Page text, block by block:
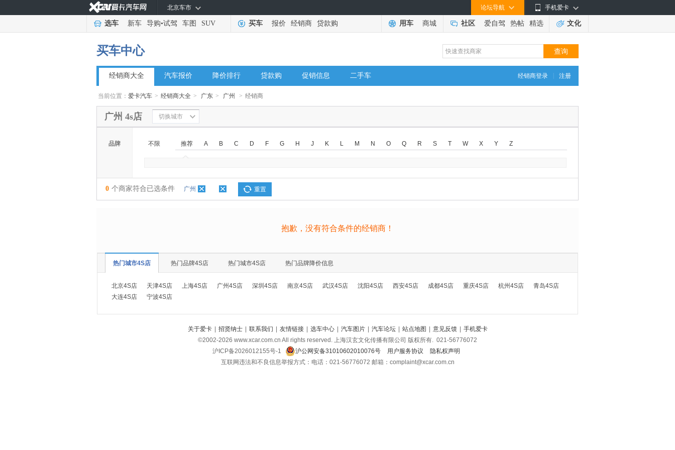
手机爱卡
论坛导航
北京车市
选车 新车 导购•试驾 车图 SUV 买车 报价 经销商 贷款购 用车 商城 社区 爱自驾 热帖 精选 文化
买车中心
经销商登录 注册
经销商大全 汽车报价 降价排行 贷款购 促销信息 二手车
当前位置： 爱卡汽车 > 经销商大全 > 广东 > 广州 > 经销商
广州 4s店 切换城市
品牌 不限 推荐 A B C D F G H J K L M N O Q R S T W X Y Z
◆
◆
0 个商家符合已选条件 广州 重置
抱歉，没有符合条件的经销商！
热门城市4S店 热门品牌4S店 热门城市4S店 热门品牌降价信息
北京4S店 天津4S店 上海4S店 广州4S店 深圳4S店 南京4S店 武汉4S店 沈阳4S店 西安4S店 成都4S店 重庆4S店 杭州4S店
青岛4S店
大连4S店
宁波4S店
关于爱卡 | 招贤纳士 | 联系我们 | 友情链接 | 选车中心 | 汽车图片 | 汽车论坛 | 站点地图 | 意见反馈 | 手机爱卡
©2002-2026 www.xcar.com.cn All rights reserved. 上海汉玄文化传播有限公司 版权所有. 021-56776072
沪ICP备2026012155号-1
沪公网安备31010602010076号 用户服务协议
隐私权声明
互联网违法和不良信息举报方式：电话：021-56776072 邮箱：complaint@xcar.com.cn